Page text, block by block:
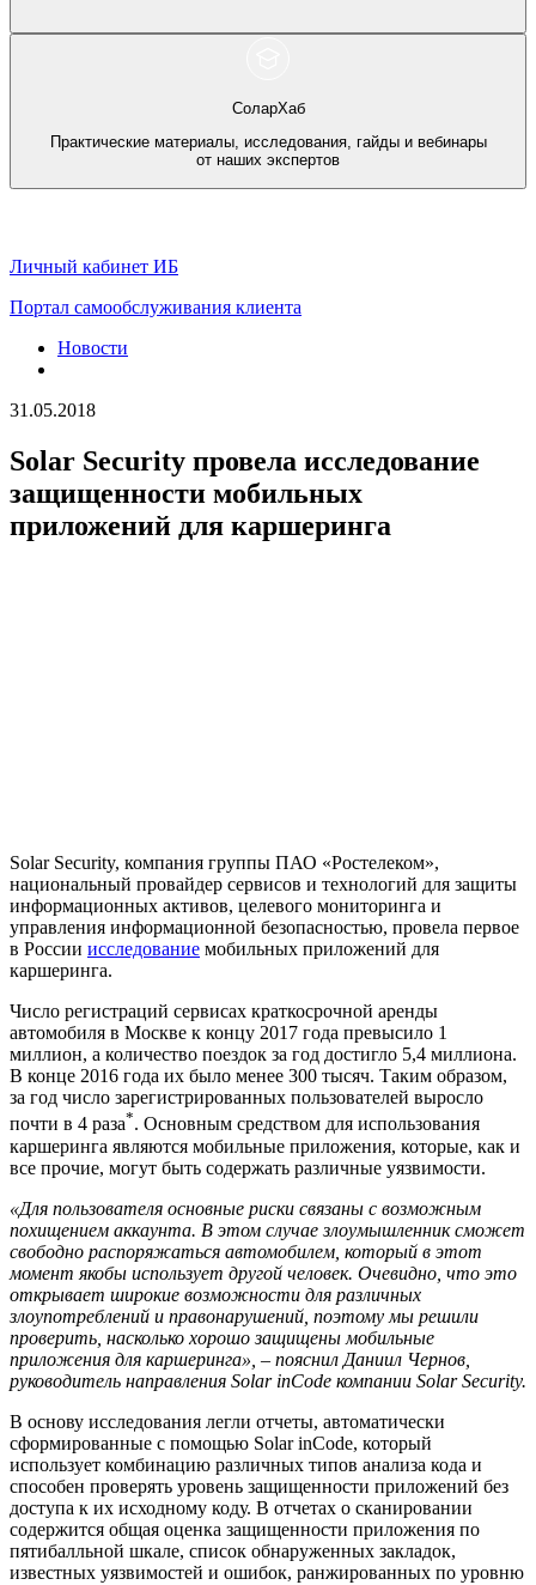
СоларХаб
Практические материалы, исследования, гайды и вебинары
от наших экспертов
Личный кабинет ИБ
Портал самообслуживания клиента
Новости
31.05.2018
Solar Security провела исследование
защищенности мобильных
приложений для каршеринга
Solar Security, компания группы ПАО «Ростелеком»,
национальный провайдер сервисов и технологий для защиты
информационных активов, целевого мониторинга и
управления информационной безопасностью, провела первое
в России исследование мобильных приложений для
каршеринга.
Число регистраций сервисах краткосрочной аренды
автомобиля в Москве к концу 2017 года превысило 1
миллион, а количество поездок за год достигло 5,4 миллиона.
В конце 2016 года их было менее 300 тысяч. Таким образом,
за год число зарегистрированных пользователей выросло
почти в 4 раза*. Основным средством для использования
каршеринга являются мобильные приложения, которые, как и
все прочие, могут быть содержать различные уязвимости.
«Для пользователя основные риски связаны с возможным
похищением аккаунта. В этом случае злоумышленник сможет
свободно распоряжаться автомобилем, который в этот
момент якобы использует другой человек. Очевидно, что это
открывает широкие возможности для различных
злоупотреблений и правонарушений, поэтому мы решили
проверить, насколько хорошо защищены мобильные
приложения для каршеринга», – пояснил Даниил Чернов,
руководитель направления Solar inCode компании Solar Security.
В основу исследования легли отчеты, автоматически
сформированные с помощью Solar inCode, который
использует комбинацию различных типов анализа кода и
способен проверять уровень защищенности приложений без
доступа к их исходному коду. В отчетах о сканировании
содержится общая оценка защищенности приложения по
пятибалльной шкале, список обнаруженных закладок,
известных уязвимостей и ошибок, ранжированных по уровню